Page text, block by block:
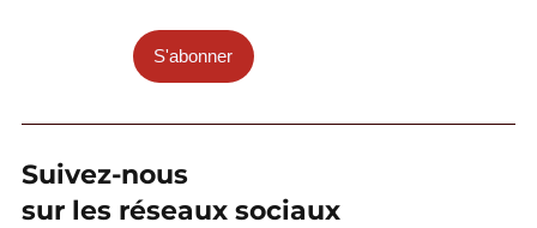
S'abonner
Suivez-nous
sur les réseaux sociaux